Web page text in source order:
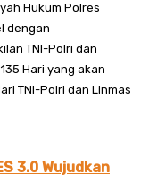
Hukum Polres
dengan
TNI-Polri dan
Hari yang akan
TNI-Polri dan Linmas
3.0 Wujudkan